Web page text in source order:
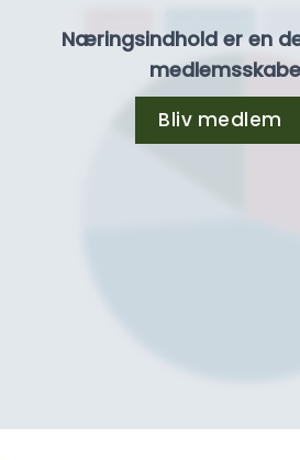
Næringsindhold er en
Bliv medlem